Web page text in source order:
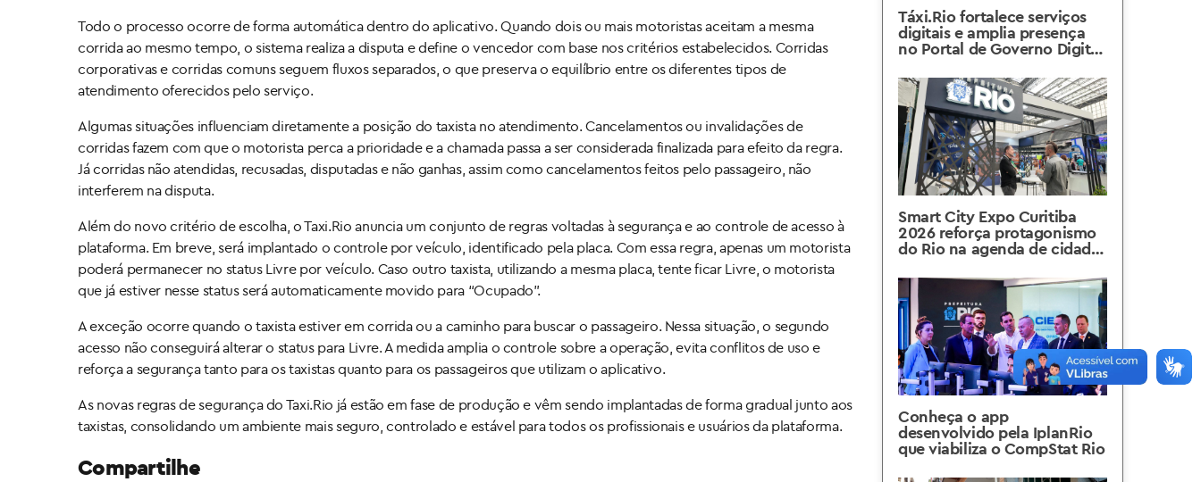
Todo o processo ocorre de forma automática dentro do aplicativo. Quando dois ou mais motoristas aceitam a mesma
corrida ao mesmo tempo, o sistema realiza a disputa e define o vencedor com base nos critérios estabelecidos. Corridas
corporativas e corridas comuns seguem fluxos separados, o que preserva o equilíbrio entre os diferentes tipos de
atendimento oferecidos pelo serviço.
Algumas situações influenciam diretamente a posição do taxista no atendimento. Cancelamentos ou invalidações de
corridas fazem com que o motorista perca a prioridade e a chamada passa a ser considerada finalizada para efeito da regra.
Já corridas não atendidas, recusadas, disputadas e não ganhas, assim como cancelamentos feitos pelo passageiro, não
interferem na disputa.
Além do novo critério de escolha, o Taxi.Rio anuncia um conjunto de regras voltadas à segurança e ao controle de acesso à
plataforma. Em breve, será implantado o controle por veículo, identificado pela placa. Com essa regra, apenas um motorista
poderá permanecer no status Livre por veículo. Caso outro taxista, utilizando a mesma placa, tente ficar Livre, o motorista
que já estiver nesse status será automaticamente movido para “Ocupado”.
A exceção ocorre quando o taxista estiver em corrida ou a caminho para buscar o passageiro. Nessa situação, o segundo
acesso não conseguirá alterar o status para Livre. A medida amplia o controle sobre a operação, evita conflitos de uso e
reforça a segurança tanto para os taxistas quanto para os passageiros que utilizam o aplicativo.
As novas regras de segurança do Taxi.Rio já estão em fase de produção e vêm sendo implantadas de forma gradual junto aos
taxistas, consolidando um ambiente mais seguro, controlado e estável para todos os profissionais e usuários da plataforma.
Compartilhe
Táxi.Rio fortalece serviços
digitais e amplia presença
no Portal de Governo Digital
Smart City Expo Curitiba
2026 reforça protagonismo
do Rio na agenda de cidades
Conheça o app
desenvolvido pela IplanRio
que viabiliza o CompStat Rio